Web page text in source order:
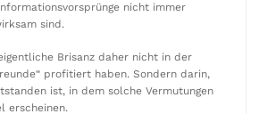
nicht immer
sind.
Brisanz daher nicht in der
profitiert haben. Sondern darin,
ist, in dem solche Vermutungen
erscheinen.